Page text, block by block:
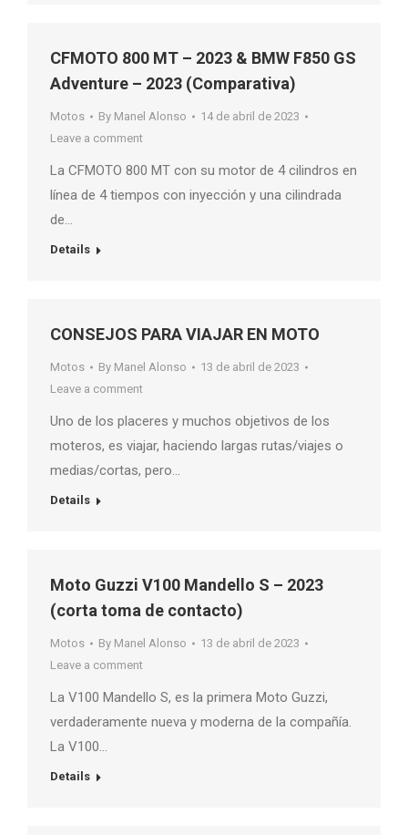
CFMOTO 800 MT – 2023 & BMW F850 GS
Adventure – 2023 (Comparativa)
Motos By Manel Alonso
14 de abril de 2023
Leave a comment
La CFMOTO 800 MT con su motor de 4 cilindros en
línea de 4 tiempos con inyección y una cilindrada
de…
Details
CONSEJOS PARA VIAJAR EN MOTO
Motos By Manel Alonso
13 de abril de 2023
Leave a comment
Uno de los placeres y muchos objetivos de los
moteros, es viajar, haciendo largas rutas/viajes o
medias/cortas, pero…
Details
Moto Guzzi V100 Mandello S – 2023
(corta toma de contacto)
Motos By Manel Alonso
13 de abril de 2023
Leave a comment
La V100 Mandello S, es la primera Moto Guzzi,
verdaderamente nueva y moderna de la compañía.
La V100…
Details